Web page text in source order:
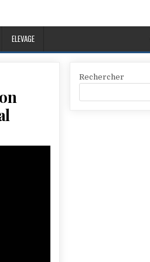
ELEVAGE
Rechercher